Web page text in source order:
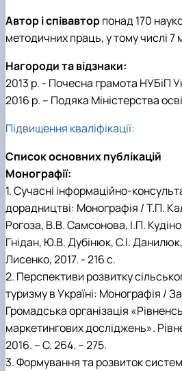
Автор і співавторпонад 170
методичних праць, у тому числі 7
Нагороди та відзнаки:
2013 р. - Почесна грамота НУБіП
2016 р. – Подяка Міністерства
Підвищення кваліфікації:
Список основних публікацій
Монографії:
1. Сучасні інформаційно-
дорадництві: Монографія / Т.П.
Рогоза, В.В. Самсонова, І.П.
Гнідан, Ю.В. Дубінюк, С.І.
Лисенко, 2017. - 216 с.
2. Перспективи розвитку
туризму в Україні: Монографія /
Громадська організація
маркетингових досліджень».
2016. – С. 264. – 275.
3. Формування та розвиток